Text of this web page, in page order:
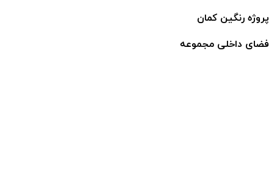
پروژه رنگین کمان
فضای داخلی مجموعه